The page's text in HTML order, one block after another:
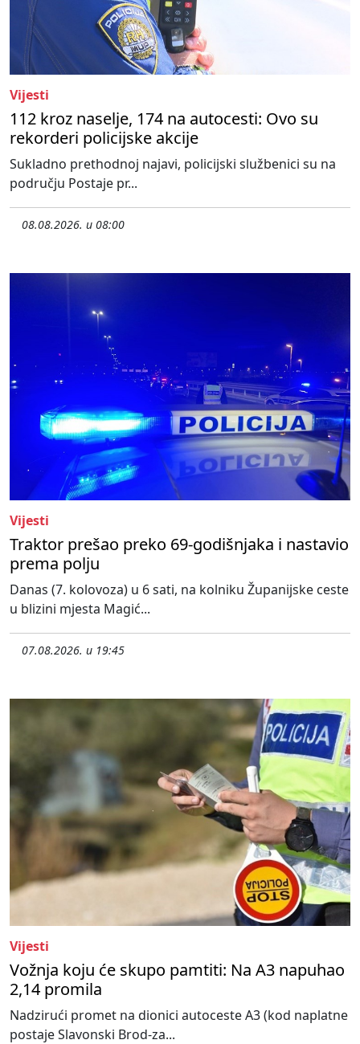
Vijesti
112 kroz naselje, 174 na autocesti: Ovo su
rekorderi policijske akcije
Sukladno prethodnoj najavi, policijski službenici su na
području Postaje pr...
08.08.2026. u 08:00
Vijesti
Traktor prešao preko 69-godišnjaka i nastavio
prema polju
Danas (7. kolovoza) u 6 sati, na kolniku Županijske ceste
u blizini mjesta Magić...
07.08.2026. u 19:45
Vijesti
Vožnja koju će skupo pamtiti: Na A3 napuhao
2,14 promila
Nadzirući promet na dionici autoceste A3 (kod naplatne
postaje Slavonski Brod-za...